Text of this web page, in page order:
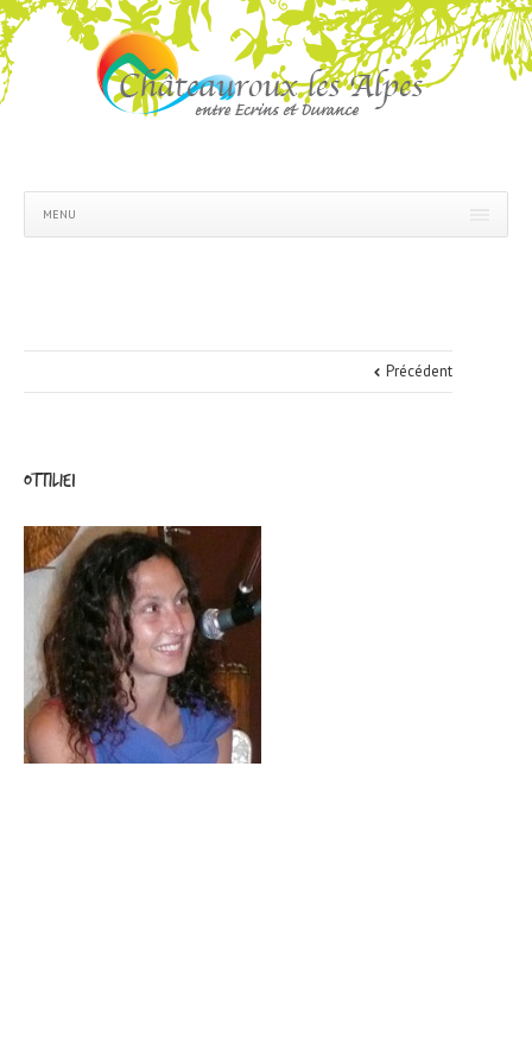
MENU
Précédent
Ottilie1